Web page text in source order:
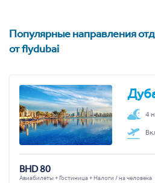
Популярные направления
от flydubai
4
BHD 80
Авиабилеты + Гостиница + Налоги / на человека